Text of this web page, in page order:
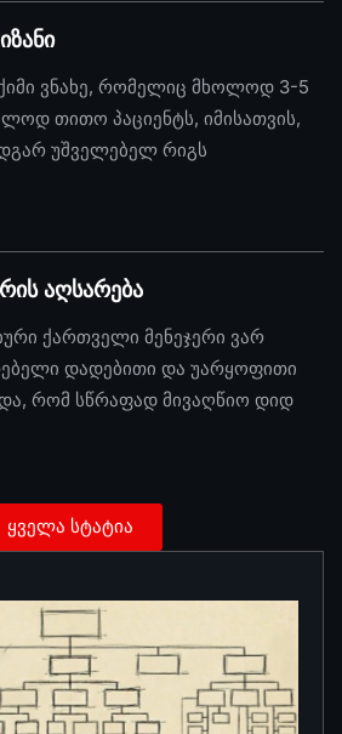
ვნახე, რომელიც მხოლოდ 3-5
თითო პაციენტს, იმისათვის,
უშველებელ რიგს
აღსარება
ქართველი მენეჯერი ვარ
დადებითი და უარყოფითი
რომ სწრაფად მივაღწიო დიდ
ყველა სტატია